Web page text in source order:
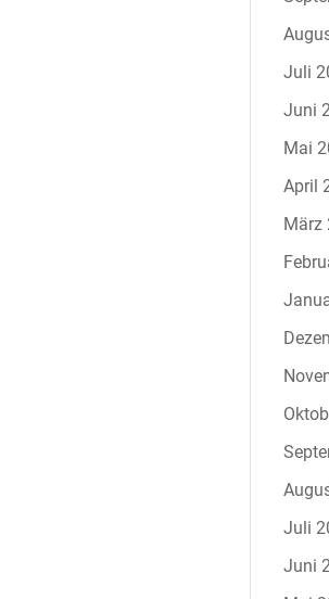
Juli
Juni
Mai
April
März
Juli
Juni